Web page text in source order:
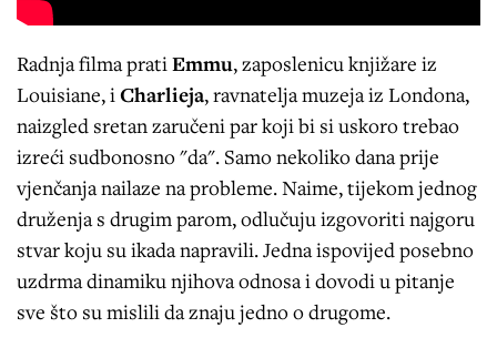
Radnja filma pratiEmmu, zaposlenicu knjižare iz
Louisiane, iCharlieja, ravnatelja muzeja iz Londona,
naizgled sretan zaručeni par koji bi si uskoro trebao
izreći sudbonosno "da". Samo nekoliko dana prije
vjenčanja nailaze na probleme. Naime, tijekom jednog
druženja s drugim parom, odlučuju izgovoriti najgoru
stvar koju su ikada napravili. Jedna ispovijed posebno
uzdrma dinamiku njihova odnosa i dovodi u pitanje
sve što su mislili da znaju jedno o drugome.